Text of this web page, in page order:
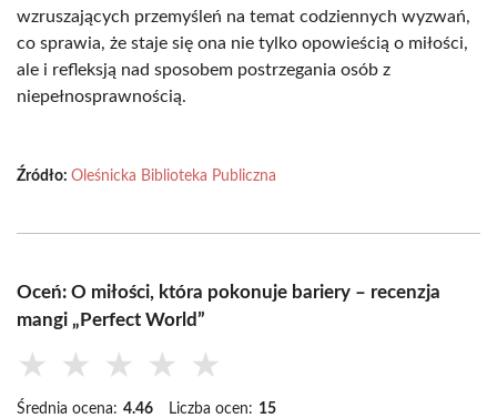
wzruszających przemyśleń na temat codziennych wyzwań,
co sprawia, że staje się ona nie tylko opowieścią o miłości,
ale i refleksją nad sposobem postrzegania osób z
niepełnosprawnością.
Źródło: Oleśnicka Biblioteka Publiczna
Oceń: O miłości, która pokonuje bariery – recenzja
mangi „Perfect World”
★ ★ ★ ★ ★
Średnia ocena: 4.46 Liczba ocen: 15